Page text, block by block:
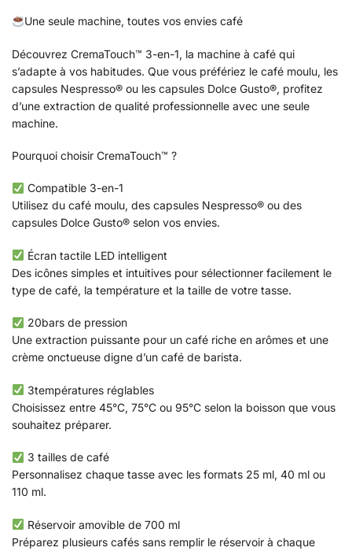
Une seule machine, toutes vos envies café
Découvrez CremaTouch™ 3-en-1, la machine à café qui
s’adapte à vos habitudes. Que vous préfériez le café moulu, les
capsules Nespresso® ou les capsules Dolce Gusto®, profitez
d’une extraction de qualité professionnelle avec une seule
machine.
Pourquoi choisir CremaTouch™ ?
Compatible 3-en-1
Utilisez du café moulu, des capsules Nespresso® ou des
capsules Dolce Gusto® selon vos envies.
Écran tactile LED intelligent
Des icônes simples et intuitives pour sélectionner facilement le
type de café, la température et la taille de votre tasse.
20bars de pression
Une extraction puissante pour un café riche en arômes et une
crème onctueuse digne d’un café de barista.
3températures réglables
Choisissez entre 45°C, 75°C ou 95°C selon la boisson que vous
souhaitez préparer.
3 tailles de café
Personnalisez chaque tasse avec les formats 25 ml, 40 ml ou
110 ml.
Réservoir amovible de 700 ml
Préparez plusieurs cafés sans remplir le réservoir à chaque